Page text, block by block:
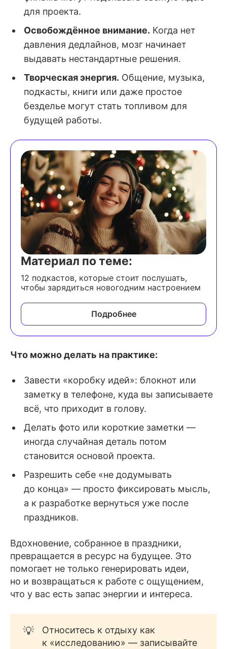
для проекта.
Освобождённое внимание. Когда нет
давления дедлайнов, мозг начинает
выдавать нестандартные решения.
Творческая энергия. Общение, музыка,
подкасты, книги или даже простое
безделье могут стать топливом для
будущей работы.
Материал по теме:
12 подкастов, которые стоит послушать,
чтобы зарядиться новогодним настроением
Подробнее
Что можно делать на практике:
Завести «коробку идей»: блокнот или
заметку в телефоне, куда вы записываете
всё, что приходит в голову.
Делать фото или короткие заметки —
иногда случайная деталь потом
становится основой проекта.
Разрешить себе «не додумывать
до конца» — просто фиксировать мысль,
а к разработке вернуться уже после
праздников.
Вдохновение, собранное в праздники,
превращается в ресурс на будущее. Это
помогает не только генерировать идеи,
но и возвращаться к работе с ощущением,
что у вас есть запас энергии и интереса.
💡
Относитесь к отдыху как
к «исследованию» — записывайте